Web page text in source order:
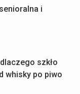
i
szkło
whisky po piwo